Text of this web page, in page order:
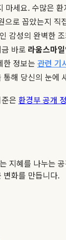
마세요. 수많은
으로 꼽았는지 직
감성의 완벽한
바로 라움스마
한 정보는 관련 기
통해 당신의 눈에
은 환경부 공개
지혜를 나누는
변화를 만듭니다.